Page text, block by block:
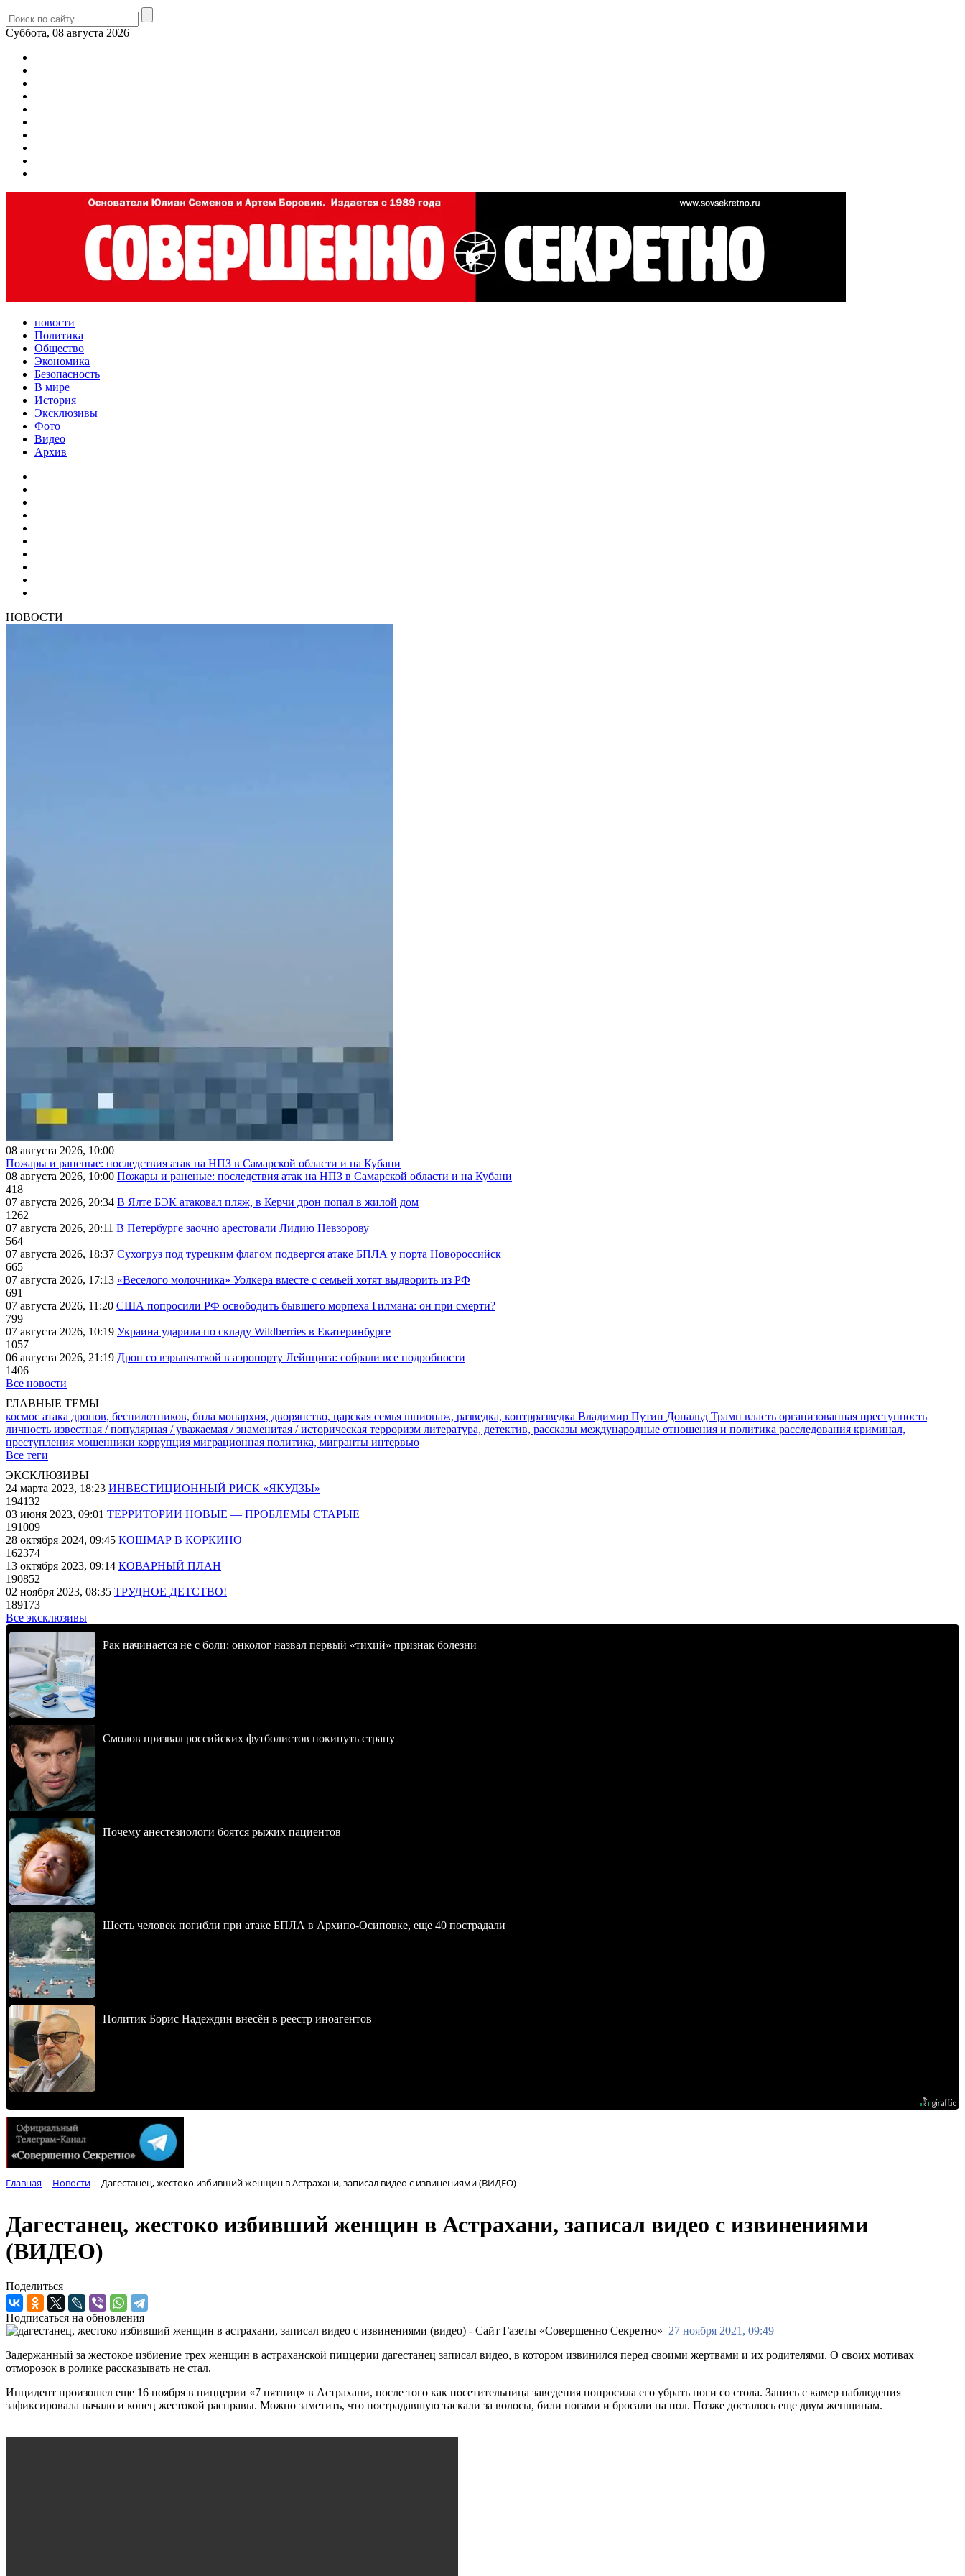
Суббота, 08 августа 2026
новости
Политика
Общество
Экономика
Безопасность
В мире
История
Эксклюзивы
Фото
Видео
Архив
НОВОСТИ
08 августа 2026, 10:00
Пожары и раненые: последствия атак на НПЗ в Самарской области и на Кубани
08 августа 2026, 10:00 Пожары и раненые: последствия атак на НПЗ в Самарской области и на Кубани
418
07 августа 2026, 20:34 В Ялте БЭК атаковал пляж, в Керчи дрон попал в жилой дом
1262
07 августа 2026, 20:11 В Петербурге заочно арестовали Лидию Невзорову
564
07 августа 2026, 18:37 Сухогруз под турецким флагом подвергся атаке БПЛА у порта Новороссийск
665
07 августа 2026, 17:13 «Веселого молочника» Уолкера вместе с семьей хотят выдворить из РФ
691
07 августа 2026, 11:20 США попросили РФ освободить бывшего морпеха Гилмана: он при смерти?
799
07 августа 2026, 10:19 Украина ударила по складу Wildberries в Екатеринбурге
1057
06 августа 2026, 21:19 Дрон со взрывчаткой в аэропорту Лейпцига: собрали все подробности
1406
Все новости
ГЛАВНЫЕ ТЕМЫ
космос атака дронов, беспилотников, бпла монархия, дворянство, царская семья шпионаж, разведка, контрразведка Владимир Путин Дональд Трамп власть организованная преступность
личность известная / популярная / уважаемая / знаменитая / историческая терроризм литература, детектив, рассказы международные отношения и политика расследования криминал,
преступления мошенники коррупция миграционная политика, мигранты интервью
Все теги
ЭКСКЛЮЗИВЫ
24 марта 2023, 18:23 ИНВЕСТИЦИОННЫЙ РИСК «ЯКУДЗЫ»
194132
03 июня 2023, 09:01 ТЕРРИТОРИИ НОВЫЕ — ПРОБЛЕМЫ СТАРЫЕ
191009
28 октября 2024, 09:45 КОШМАР В КОРКИНО
162374
13 октября 2023, 09:14 КОВАРНЫЙ ПЛАН
190852
02 ноября 2023, 08:35 ТРУДНОЕ ДЕТСТВО!
189173
Все эксклюзивы
Рак начинается не с боли: онколог назвал первый «тихий» признак болезни
Смолов призвал российских футболистов покинуть страну
Почему анестезиологи боятся рыжих пациентов
Шесть человек погибли при атаке БПЛА в Архипо-Осиповке, еще 40 пострадали
Политик Борис Надеждин внесён в реестр иноагентов
Главная Новости Дагестанец, жестоко избивший женщин в Астрахани, записал видео с извинениями (ВИДЕО)
Дагестанец, жестоко избивший женщин в Астрахани, записал видео с извинениями
(ВИДЕО)
Поделиться
Подписаться на обновления
27 ноября 2021, 09:49
Задержанный за жестокое избиение трех женщин в астраханской пиццерии дагестанец записал видео, в котором извинился перед своими жертвами и их родителями. О своих мотивах
отморозок в ролике рассказывать не стал.
Инцидент произошел еще 16 ноября в пиццерии «7 пятниц» в Астрахани, после того как посетительница заведения попросила его убрать ноги со стола. Запись с камер наблюдения
зафиксировала начало и конец жестокой расправы. Можно заметить, что пострадавшую таскали за волосы, били ногами и бросали на пол. Позже досталось еще двум женщинам.